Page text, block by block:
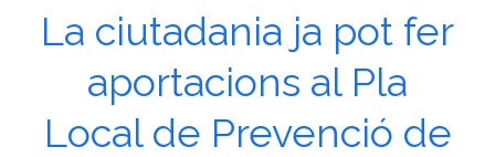
La ciutadania ja pot fer
aportacions al Pla
Local de Prevenció de